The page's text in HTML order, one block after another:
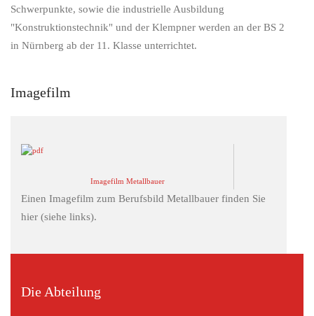
Schwerpunkte, sowie die industrielle Ausbildung
"Konstruktionstechnik" und der Klempner werden an der BS 2
in Nürnberg ab der 11. Klasse unterrichtet.
Imagefilm
Imagefilm Metallbauer
Einen Imagefilm zum Berufsbild Metallbauer finden Sie
hier (siehe links).
Die Abteilung